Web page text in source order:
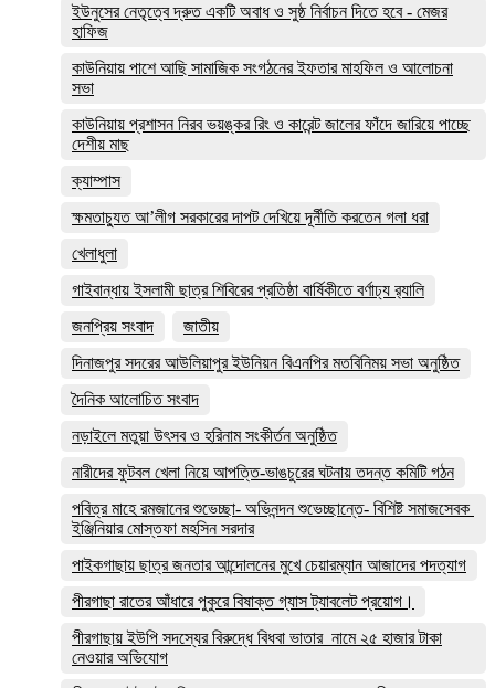
ইউনুসের নেতৃত্বে দ্রুত একটি অবাধ ও সুষ্ঠ নির্বাচন দিতে হবে - মেজর
হাফিজ
কাউনিয়ায় পাশে আছি সামাজিক সংগঠনের ইফতার মাহফিল ও আলোচনা
সভা
কাউনিয়ায় প্রশাসন নিরব ভয়ঙ্কর রিং ও কারেন্ট জালের ফাঁদে জারিয়ে পাচ্ছে
দেশীয় মাছ
ক্যাম্পাস
ক্ষমতাচ্যুত আ’লীগ সরকারের দাপট দেখিয়ে দূর্নীতি করতেন গলা ধরা
খেলাধুলা
গাইবান্ধায় ইসলামী ছাত্র শিবিরের প্রতিষ্ঠা বার্ষিকীতে বর্ণাঢ্য র‌্যালি
জনপ্রিয় সংবাদ
জাতীয়
দিনাজপুর সদরের আউলিয়াপুর ইউনিয়ন বিএনপির মতবিনিময় সভা অনুষ্ঠিত
দৈনিক আলোচিত সংবাদ
নড়াইলে মতুয়া উৎসব ও হরিনাম সংকীর্তন অনুষ্ঠিত
নারীদের ফুটবল খেলা নিয়ে আপত্তি-ভাঙচুরের ঘটনায় তদন্ত কমিটি গঠন
পবিত্র মাহে রমজানের শুভেচ্ছা- অভিনন্দন শুভেচ্ছান্তে- বিশিষ্ট সমাজসেবক
ইঞ্জিনিয়ার মোস্তফা মহসিন সরদার
পাইকগাছায় ছাত্র জনতার আন্দোলনের মুখে চেয়ারম্যান আজাদের পদত্যাগ
পীরগাছা রাতের আঁধারে পুকুরে বিষাক্ত গ্যাস ট্যাবলেট প্রয়োগ।
পীরগাছায় ইউপি সদস্যের বিরুদ্ধে বিধবা ভাতার নামে ২৫ হাজার টাকা
নেওয়ার অভিযোগ